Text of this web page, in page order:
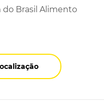
do Brasil Alimento